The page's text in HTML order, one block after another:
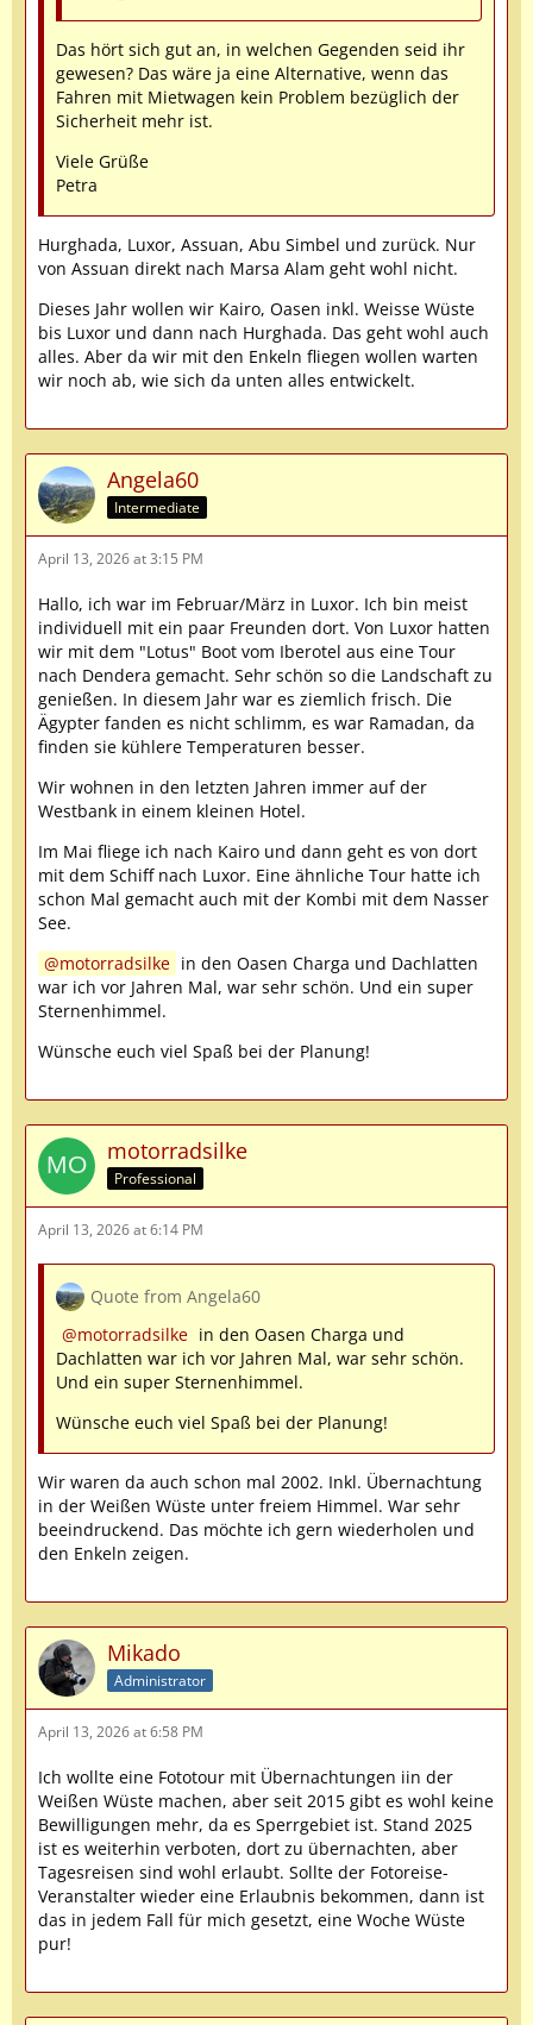
Das hört sich gut an, in welchen Gegenden seid ihr
gewesen? Das wäre ja eine Alternative, wenn das
Fahren mit Mietwagen kein Problem bezüglich der
Sicherheit mehr ist.
Viele Grüße
Petra
Hurghada, Luxor, Assuan, Abu Simbel und zurück. Nur
von Assuan direkt nach Marsa Alam geht wohl nicht.
Dieses Jahr wollen wir Kairo, Oasen inkl. Weisse Wüste
bis Luxor und dann nach Hurghada. Das geht wohl auch
alles. Aber da wir mit den Enkeln fliegen wollen warten
wir noch ab, wie sich da unten alles entwickelt.
Angela60
Intermediate
April 13, 2026 at 3:15 PM
Hallo, ich war im Februar/März in Luxor. Ich bin meist
individuell mit ein paar Freunden dort. Von Luxor hatten
wir mit dem "Lotus" Boot vom Iberotel aus eine Tour
nach Dendera gemacht. Sehr schön so die Landschaft zu
genießen. In diesem Jahr war es ziemlich frisch. Die
Ägypter fanden es nicht schlimm, es war Ramadan, da
finden sie kühlere Temperaturen besser.
Wir wohnen in den letzten Jahren immer auf der
Westbank in einem kleinen Hotel.
Im Mai fliege ich nach Kairo und dann geht es von dort
mit dem Schiff nach Luxor. Eine ähnliche Tour hatte ich
schon Mal gemacht auch mit der Kombi mit dem Nasser
See.
motorradsilke in den Oasen Charga und Dachlatten
war ich vor Jahren Mal, war sehr schön. Und ein super
Sternenhimmel.
Wünsche euch viel Spaß bei der Planung!
motorradsilke
Professional
April 13, 2026 at 6:14 PM
Quote from Angela60
motorradsilke in den Oasen Charga und
Dachlatten war ich vor Jahren Mal, war sehr schön.
Und ein super Sternenhimmel.
Wünsche euch viel Spaß bei der Planung!
Wir waren da auch schon mal 2002. Inkl. Übernachtung
in der Weißen Wüste unter freiem Himmel. War sehr
beeindruckend. Das möchte ich gern wiederholen und
den Enkeln zeigen.
Mikado
Administrator
April 13, 2026 at 6:58 PM
Ich wollte eine Fototour mit Übernachtungen iin der
Weißen Wüste machen, aber seit 2015 gibt es wohl keine
Bewilligungen mehr, da es Sperrgebiet ist. Stand 2025
ist es weiterhin verboten, dort zu übernachten, aber
Tagesreisen sind wohl erlaubt. Sollte der Fotoreise-
Veranstalter wieder eine Erlaubnis bekommen, dann ist
das in jedem Fall für mich gesetzt, eine Woche Wüste
pur!